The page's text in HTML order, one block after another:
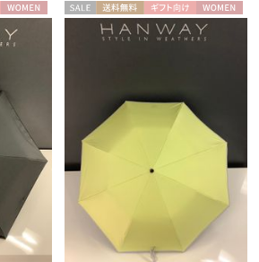
WOME
N
セー 送料無
料
ギフト
向け
WOME
N